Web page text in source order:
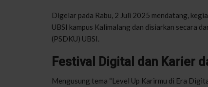
Digelar pada Rabu, 2 Juli 2025 mendatang,
UBSI kampus Kalimalang dan disiarkan secara
(PSDKU) UBSI.
Festival Digital dan Karier
Mengusung tema “Level Up Karirmu di Era